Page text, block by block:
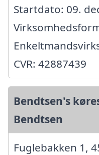
Startdato: 09.
CVR: 42887439
Bendtsen's
Bendtsen
Fuglebakken 1,